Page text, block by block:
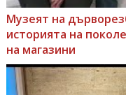
Музеят на
историята на
на магазини